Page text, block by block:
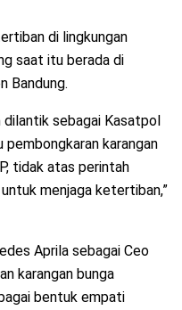
di lingkungan
saat itu berada di
Bandung.
dilantik sebagai Kasatpol
pembongkaran karangan
tidak atas perintah
menjaga ketertiban,”
Aprila sebagai Ceo
karangan bunga
bentuk empati